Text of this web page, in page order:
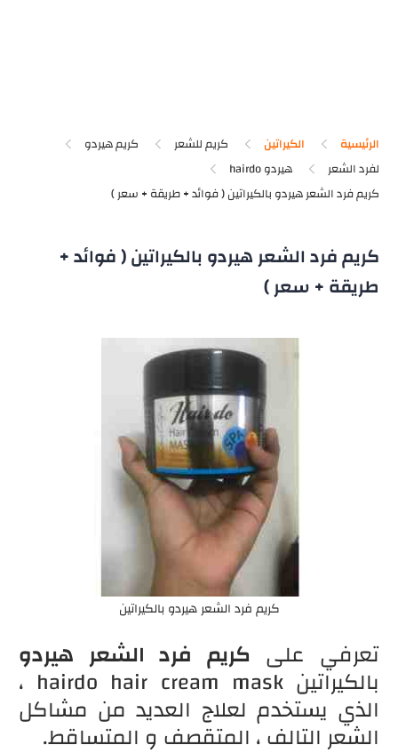
الرئيسية الكيراتين كريم للشعر
كريم هيردو
لفرد الشعر
هيردو hairdo
كريم فرد الشعر هيردو بالكيراتين ( فوائد +
طريقة + سعر )
كريم فرد الشعر هيردو بالكيراتين
تعرفي على كريم فرد الشعر هيردو
بالكيراتين hairdo hair cream mask ،
الذي يستخدم لعلاج العديد من مشاكل
الشعر التالف ، المتقصف و المتساقط.